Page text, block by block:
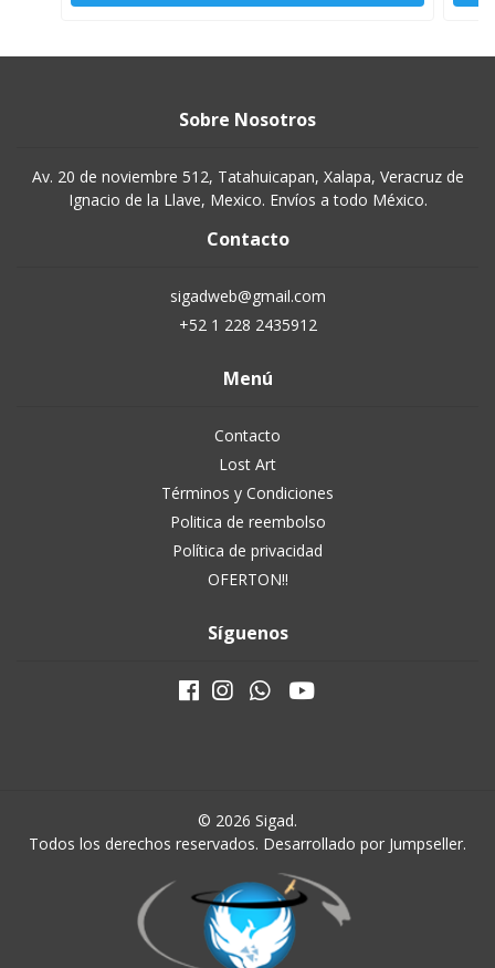
Sobre Nosotros
Av. 20 de noviembre 512, Tatahuicapan, Xalapa, Veracruz de
Ignacio de la Llave, Mexico. Envíos a todo México.
Contacto
sigadweb@gmail.com
+52 1 228 2435912
Menú
Contacto
Lost Art
Términos y Condiciones
Politica de reembolso
Política de privacidad
OFERTON!!
Síguenos
© 2026 Sigad.
Todos los derechos reservados. Desarrollado por Jumpseller.